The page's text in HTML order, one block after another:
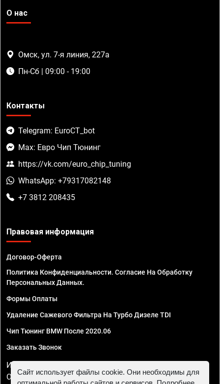
О нас
Омск, ул. 7-я линия, 227а
Пн-Сб | 09:00 - 19:00
Контакты
Telegram: EuroCT_bot
Max: Евро Чип Тюнинг
https://vk.com/euro_chip_tuning
WhatsApp: +79317082148
+7 3812 208435
Правовая информация
Договор-Оферта
Политика Конфиденциальности. Согласие На Обработку
Персональных Данных.
Формы Оплаты
Удаление Сажевого Фильтра На Турбо Дизеле TDI
Чип Тюнинг BMW После 2020.06
Заказать Звонок
ИП Смирнов Георгий Павлович. ИНН 781302555843,
ОГРНИП 324470400032610
Сайт использует файлы cookie. Они необходимы для